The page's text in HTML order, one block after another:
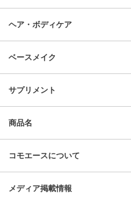
ヘア・ボディケア
ベースメイク
サプリメント
商品名
コモエースについて
メディア掲載情報